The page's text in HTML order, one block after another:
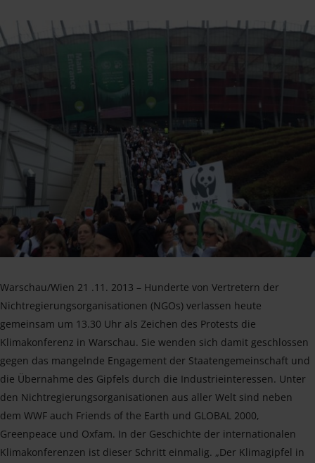
Warschau/Wien 21 .11. 2013 – Hunderte von Vertretern der
Nichtregierungsorganisationen (NGOs) verlassen heute
gemeinsam um 13.30 Uhr als Zeichen des Protests die
Klimakonferenz in Warschau. Sie wenden sich damit geschlossen
gegen das mangelnde Engagement der Staatengemeinschaft und
die Übernahme des Gipfels durch die Industrieinteressen. Unter
den Nichtregierungsorganisationen aus aller Welt sind neben
dem WWF auch Friends of the Earth und GLOBAL 2000,
Greenpeace und Oxfam. In der Geschichte der internationalen
Klimakonferenzen ist dieser Schritt einmalig. „Der Klimagipfel in